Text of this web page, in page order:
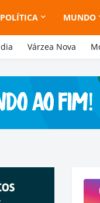
POLÍTICA MUNDO
Várzea Nova